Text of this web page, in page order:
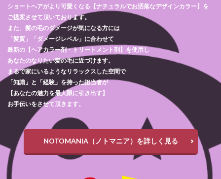
ショートヘアがより可愛くなる【ナチュラルでお洒落なデザインカラー】を
ご提案させて頂いております。
また、髪の毛のダメージが気になる方には
「髪質」「ダメージレベル」に合わせて
最新の【ヘアカラー剤・トリートメント剤】を使用し
あなたのなりたい髪の毛に近づけます。
まるで家にいるようなリラックスした空間で
「知識」と「経験」を持った担当者が
【あなたの魅力を最大限に引き出す】
お手伝いをさせて頂きます。
NOTOMANIA（ノトマニア）を詳しく見る